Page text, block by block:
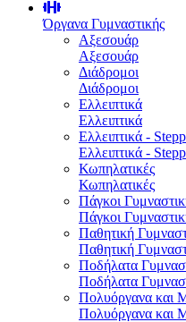
Όργανα Γυμναστικής
Αξεσουάρ
Αξεσουάρ
Διάδρομοι
Διάδρομοι
Ελλειπτικά
Ελλειπτικά
Ελλειπτικά -
Ελλειπτικά -
Κωπηλατικές
Κωπηλατικές
Πάγκοι
Πάγκοι
Παθητική
Παθητική
Ποδήλατα
Ποδήλατα
Πολυόργανα και
Πολυόργανα και